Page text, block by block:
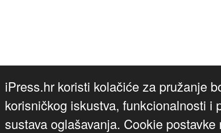
iPress.hr koristi kolačiće za pružanje
korisničkog iskustva, funkcionalnosti i
sustava oglašavanja. Cookie